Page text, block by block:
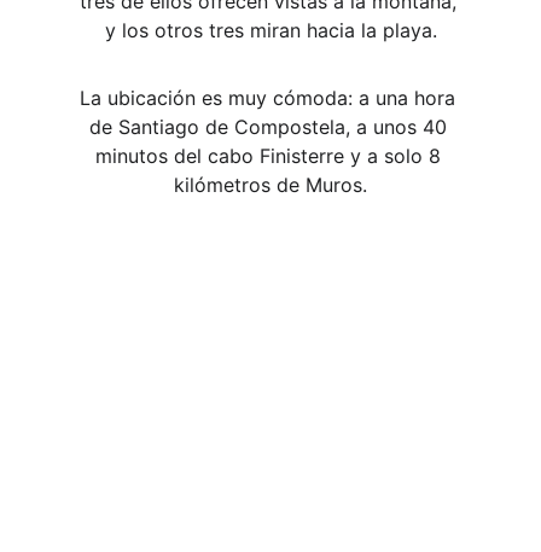
y los otros tres miran hacia la playa.
La ubicación es muy cómoda: a una hora
de Santiago de Compostela, a unos 40
minutos del cabo Finisterre y a solo 8
kilómetros de Muros.